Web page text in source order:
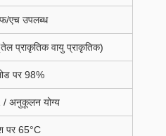
एच उपलब्ध
प्राकृतिक वायु प्राकृतिक)
पर 98%
/ अनुकूलन योग्य
पर 65°C